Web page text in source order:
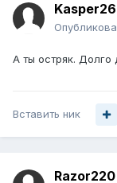
Kasper26
А ты остряк. Долго
Вставить ник
Razor220